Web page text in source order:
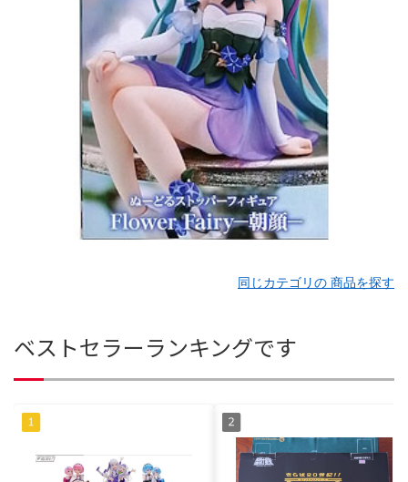
同じカテゴリの 商品を探す
ベストセラーランキングです